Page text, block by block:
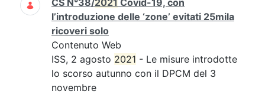
CS N°38/2021 Covid-19, con
l’introduzione delle ‘zone’ evitati 25mila
ricoveri solo
Contenuto Web
ISS, 2 agosto 2021 - Le misure introdotte
lo scorso autunno con il DPCM del 3
novembre